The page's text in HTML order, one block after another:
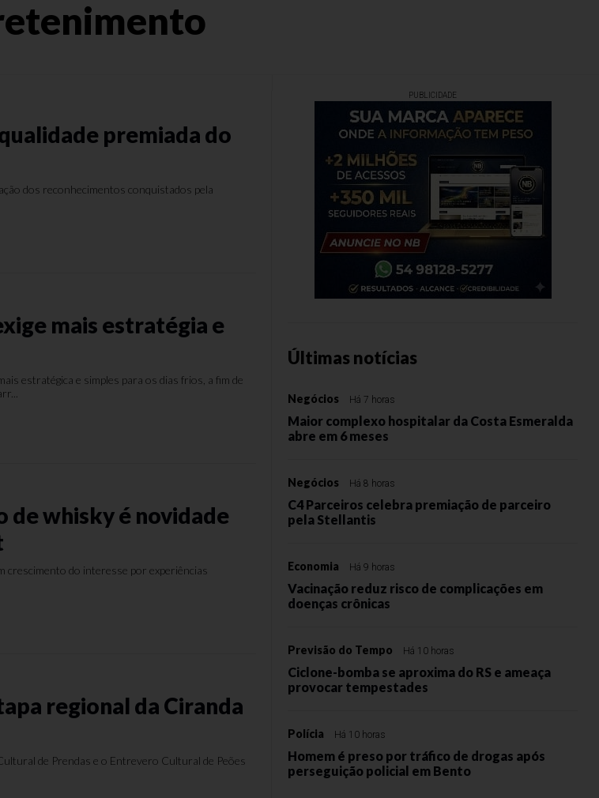
premiada do
dos reconhecimentos conquistados pela
mais estratégia e
estratégica e simples para os dias frios, a fim de
de whisky é novidade
crescimento do interesse por experiências
regional da Ciranda
de Prendas e o Entrevero Cultural de Peões
PUBLICIDADE
Últimas notícias
Negócios Há 7 horas
Maior complexo hospitalar da Costa Esmeralda
abre em 6 meses
Negócios Há 8 horas
C4 Parceiros celebra premiação de parceiro
pela Stellantis
Economia Há 9 horas
Vacinação reduz risco de complicações em
doenças crônicas
Previsão do Tempo Há 10 horas
Ciclone-bomba se aproxima do RS e ameaça
provocar tempestades
Polícia Há 10 horas
Homem é preso por tráfico de drogas após
perseguição policial em Bento